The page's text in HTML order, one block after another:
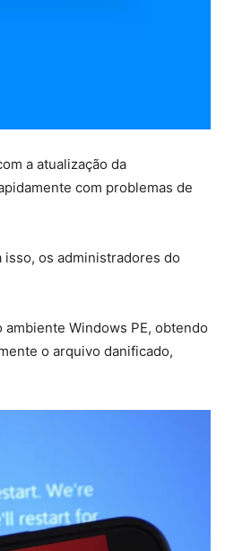
a atualização da
com problemas de
isso, os administradores do
Windows PE, obtendo
o arquivo danificado,